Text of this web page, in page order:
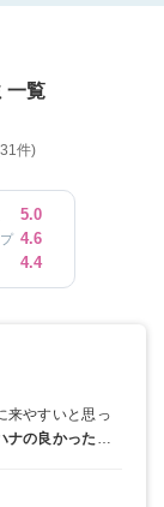
一覧
件)
5.0
4.6
4.4
来やすいと思っ
ナの良かった点